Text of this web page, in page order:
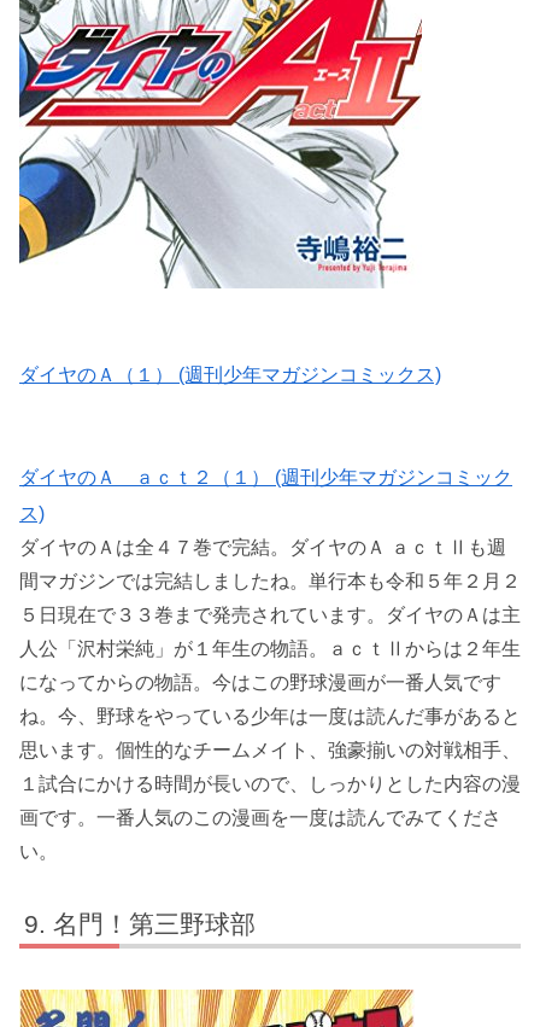
ダイヤのＡ（１） (週刊少年マガジンコミックス)
ダイヤのＡ ａｃｔ２（１） (週刊少年マガジンコミック
ス)
ダイヤのＡは全４７巻で完結。ダイヤのＡ ａｃｔⅡも週
間マガジンでは完結しましたね。単行本も令和５年２月２
５日現在で３３巻まで発売されています。ダイヤのＡは主
人公「沢村栄純」が１年生の物語。ａｃｔⅡからは２年生
になってからの物語。今はこの野球漫画が一番人気です
ね。今、野球をやっている少年は一度は読んだ事があると
思います。個性的なチームメイト、強豪揃いの対戦相手、
１試合にかける時間が長いので、しっかりとした内容の漫
画です。一番人気のこの漫画を一度は読んでみてくださ
い。
名門！第三野球部